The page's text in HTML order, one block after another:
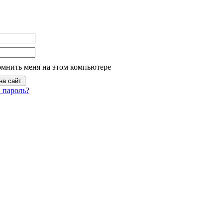
меня на этом компьютере